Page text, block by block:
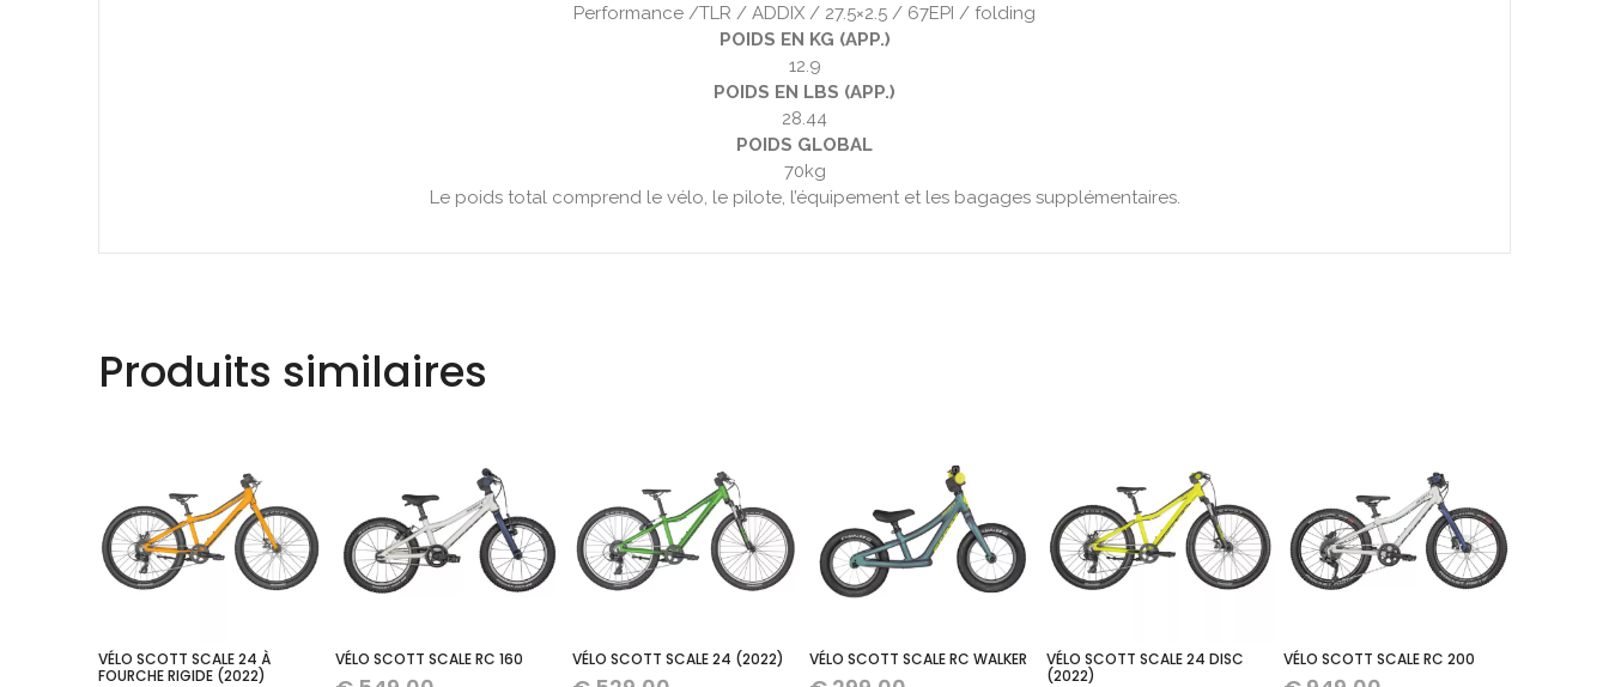
Performance /TLR / ADDIX / 27.5×2.5 / 67EPI / folding
POIDS EN KG (APP.)
12.9
POIDS EN LBS (APP.)
28.44
POIDS GLOBAL
70kg
Le poids total comprend le vélo, le pilote, l’équipement et les bagages supplémentaires.
Produits similaires
VÉLO SCOTT SCALE 24 À
FOURCHE RIGIDE (2022)
VÉLO SCOTT SCALE RC 160 VÉLO SCOTT SCALE 24 (2022) VÉLO SCOTT SCALE RC WALKER
VÉLO SCOTT SCALE 24 DISC
(2022)
VÉLO SCOTT SCALE RC 200